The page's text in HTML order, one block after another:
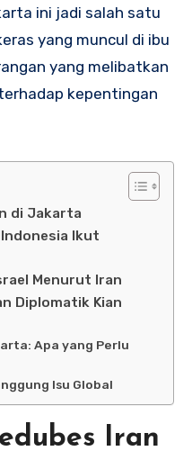
ini jadi salah satu
yang muncul di ibu
yang melibatkan
kepentingan
di Jakarta
Ikut
Menurut Iran
Diplomatik Kian
Apa yang Perlu
Isu Global
Iran